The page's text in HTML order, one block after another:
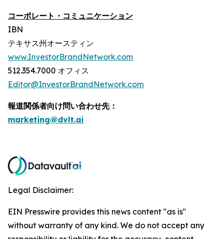
コーポレート・コミュニケーション
IBN
テキサス州オースティン
www.InvestorBrandNetwork.com
512.354.7000 オフィス
Editor@InvestorBrandNetwork.com
報道関係者向け問い合わせ先：
marketing@dvlt.ai
Legal Disclaimer:
EIN Presswire provides this news content "as is"
without warranty of any kind. We do not accept any